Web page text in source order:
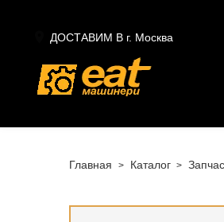
ДОСТАВИМ В г. Москва
Главная Каталог